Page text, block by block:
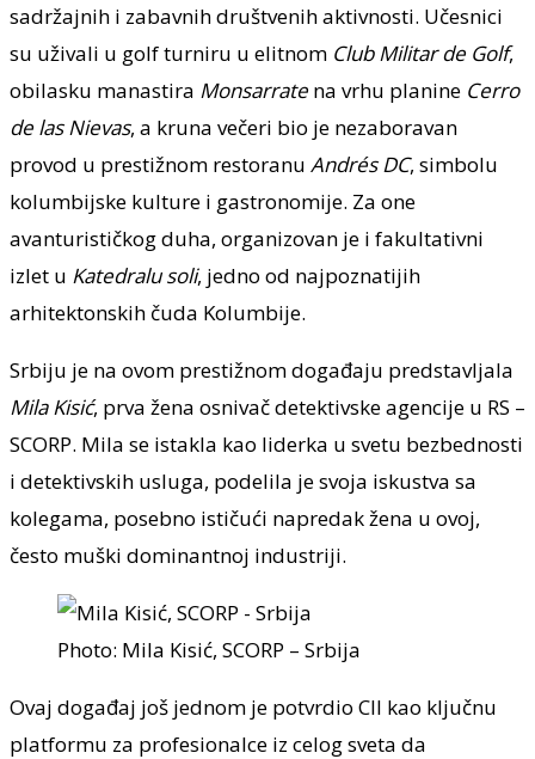
sadržajnih i zabavnih društvenih aktivnosti. Učesnici
su uživali u golf turniru u elitnom Club Militar de Golf,
obilasku manastira Monsarratena vrhu planine Cerro
de las Nievas, a kruna večeri bio je nezaboravan
provod u prestižnom restoranu Andrés DC, simbolu
kolumbijske kulture i gastronomije. Za one
avanturističkog duha, organizovan je i fakultativni
izlet u Katedralu soli, jedno od najpoznatijih
arhitektonskih čuda Kolumbije.
Srbiju je na ovom prestižnom događaju predstavljala
Mila Kisić, prva žena osnivač detektivske agencije u RS –
SCORP. Mila se istakla kao liderka u svetu bezbednosti
i detektivskih usluga, podelila je svoja iskustva sa
kolegama, posebno ističući napredak žena u ovoj,
često muški dominantnoj industriji.
Photo: Mila Kisić, SCORP – Srbija
Ovaj događaj još jednom je potvrdio CII kao ključnu
platformu za profesionalce iz celog sveta da